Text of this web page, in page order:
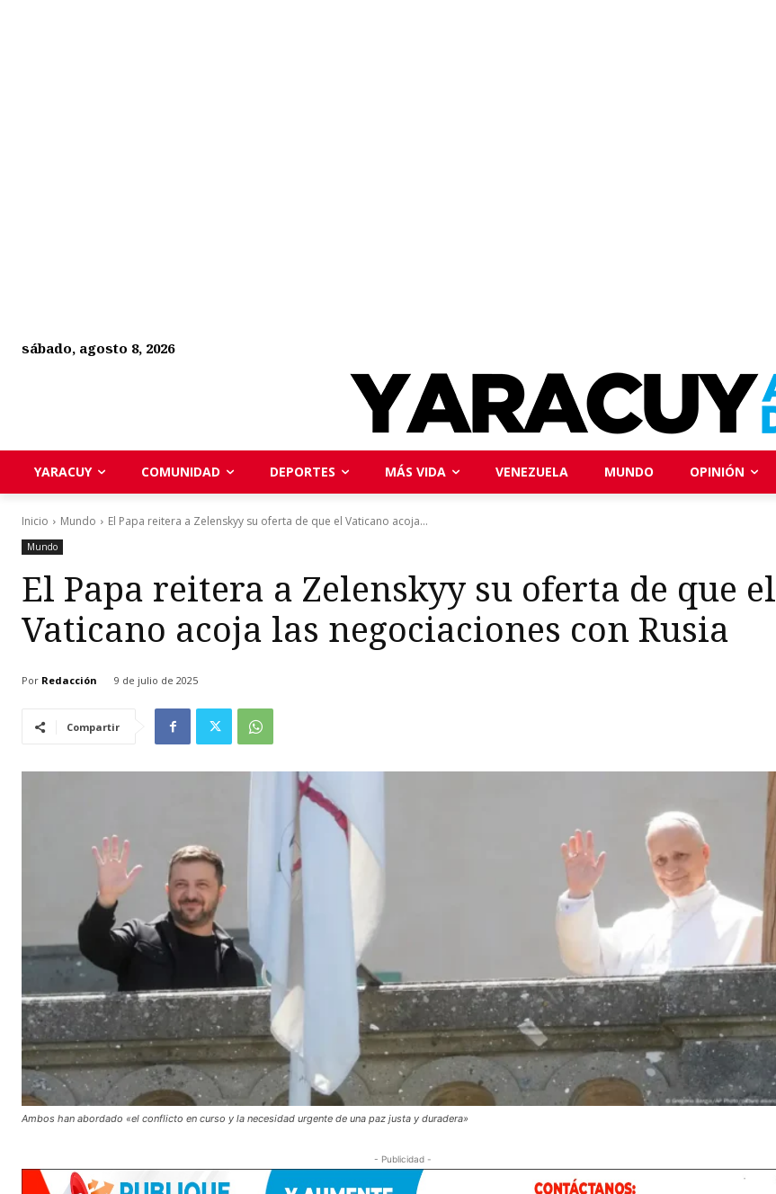
sábado, agosto 8, 2026
YARACUY COMUNIDAD DEPORTES MÁS VIDA VENEZUELA MUNDO OPINIÓN
Inicio Mundo El Papa reitera a Zelenskyy su oferta de que el Vaticano acoja...
Mundo
El Papa reitera a Zelenskyy su oferta de que el
Vaticano acoja las negociaciones con Rusia
Por Redacción 9 de julio de 2025
Compartir
Ambos han abordado «el conflicto en curso y la necesidad urgente de una paz justa y duradera»
- Publicidad -